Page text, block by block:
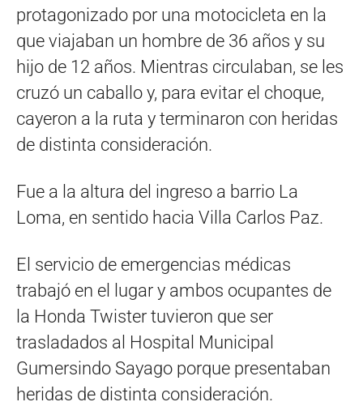
protagonizado por una motocicleta en la
que viajaban un hombre de 36 años y su
hijo de 12 años. Mientras circulaban, se les
cruzó un caballo y, para evitar el choque,
cayeron a la ruta y terminaron con heridas
de distinta consideración.
Fue a la altura del ingreso a barrio La
Loma, en sentido hacia Villa Carlos Paz.
El servicio de emergencias médicas
trabajó en el lugar y ambos ocupantes de
la Honda Twister tuvieron que ser
trasladados al Hospital Municipal
Gumersindo Sayago porque presentaban
heridas de distinta consideración.